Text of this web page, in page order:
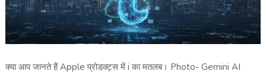
क्या आप जानते हैं Apple प्रोडक्ट्स में i का मतलब। Photo- Gemini AI